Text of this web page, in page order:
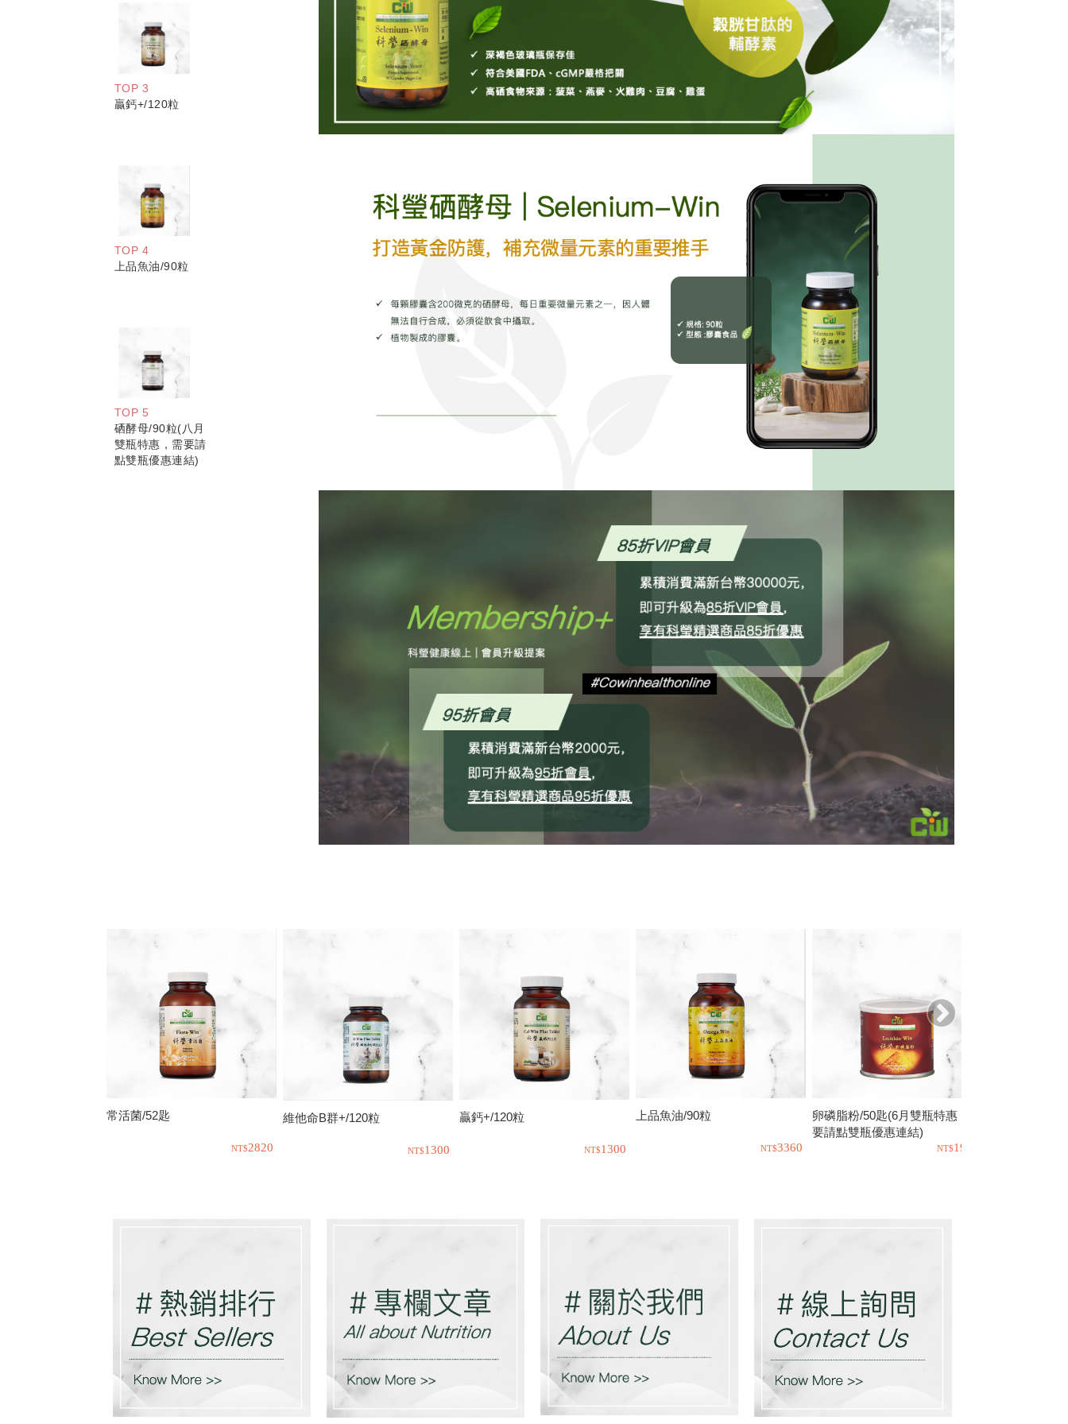
TOP 3
贏鈣+/120粒
TOP 4
上品魚油/90粒
TOP 5
硒酵母/90粒(八月
雙瓶特惠，需要請
點雙瓶優惠連結)
常活菌/52匙
2820
維他命B群+/120粒
1300
贏鈣+/120粒
1300
上品魚油/90粒
3360
卵磷脂粉/50匙(6月雙瓶特惠，需
要請點雙瓶優惠連結)
1900